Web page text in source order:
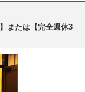
または【完全週休3